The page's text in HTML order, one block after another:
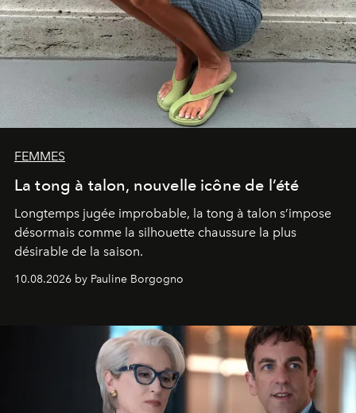
FEMMES
La tong à talon, nouvelle icône de l’été
Longtemps jugée improbable, la tong à talon s’impose
désormais comme la silhouette chaussure la plus
désirable de la saison.
10.08.2026 by Pauline Borgogno